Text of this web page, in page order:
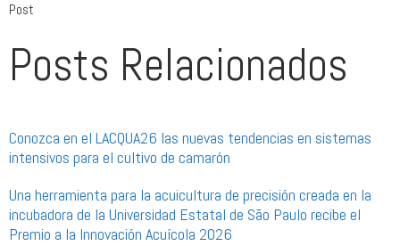
Post
Posts Relacionados
Conozca en el LACQUA26 las nuevas tendencias en sistemas
intensivos para el cultivo de camarón
Una herramienta para la acuicultura de precisión creada en la
incubadora de la Universidad Estatal de São Paulo recibe el
Premio a la Innovación Acuícola 2026